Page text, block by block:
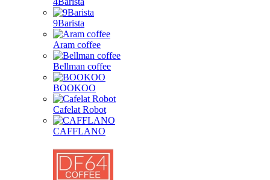
9Barista
Aram coffee
Bellman coffee
BOOKOO
Cafelat Robot
CAFFLANO